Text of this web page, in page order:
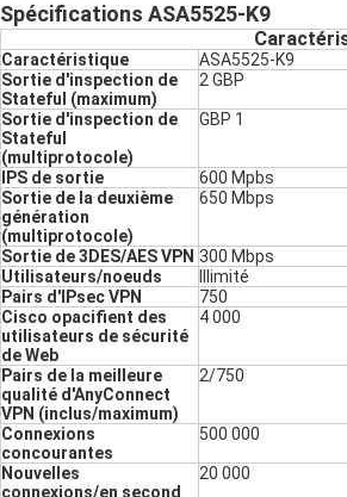
Spécifications ASA5525-K9
Caractéristique
ASA5525-K9
Sortie d'inspection de
Stateful (maximum)
2 GBP
Sortie d'inspection de
Stateful
(multiprotocole)
GBP 1
IPS de sortie
600 Mpbs
Sortie de la deuxième
génération
(multiprotocole)
650 Mbps
Sortie de 3DES/AES VPN 300 Mbps
Utilisateurs/noeuds
Illimité
Pairs d'IPsec VPN
750
Cisco opacifient des
utilisateurs de sécurité
de Web
4 000
Pairs de la meilleure
qualité d'AnyConnect
VPN (inclus/maximum)
2/750
Connexions
concourantes
500 000
Nouvelles
connexions/en second
20 000